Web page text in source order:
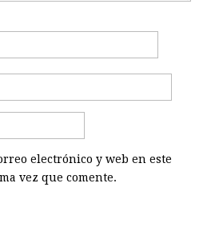
electrónico y web en este
vez que comente.